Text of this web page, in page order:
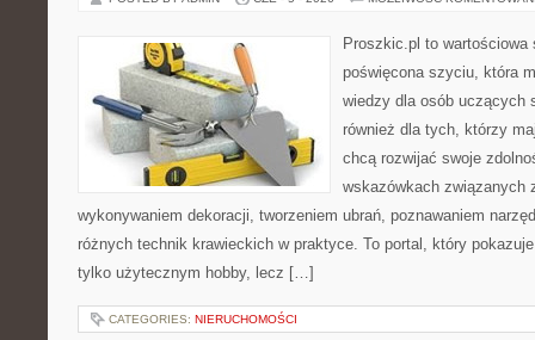
Proszkic.pl to wartościowa
poświęcona szyciu, która
wiedzy dla osób uczących
również dla tych, którzy
chcą rozwijać swoje
wskazówkach związanych
wykonywaniem dekoracji, tworzeniem ubrań, poznawaniem
różnych technik krawieckich w praktyce. To portal, który
tylko użytecznym hobby, lecz […]
CATEGORIES: NIERUCHOMOŚCI